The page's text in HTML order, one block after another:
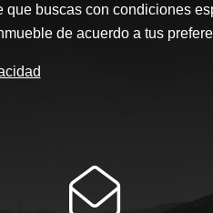
buscas con condiciones
de acuerdo a tus